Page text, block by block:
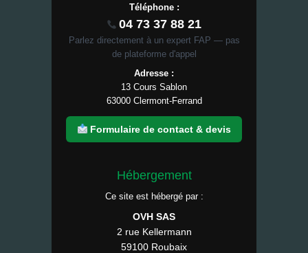
Téléphone :
04 73 37 88 21
Parlez directement à un expert FAP — pas
de plateforme d'appel
Adresse :
13 Cours Sablon
63000 Clermont-Ferrand
Formulaire de contact & devis
Hébergement
Ce site est hébergé par :
OVH SAS
2 rue Kellermann
59100 Roubaix